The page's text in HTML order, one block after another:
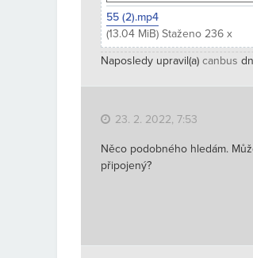
55 (2).mp4
(13.04 MiB) Staženo 236 x
Naposledy upravil(a) canbus
23. 2. 2022, 7:53
Něco podobného hledám.
připojený?